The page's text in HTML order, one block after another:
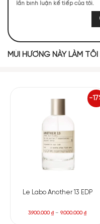
Hạt Xạ
aldehyde, hòa quyện
Khi mùi hương dần ổn
bắt đầu lan tỏa, một
vật nhẹ nhàng, giúp
uyển chuyển hơn. Lớp
lần bình luận kế tiếp của tôi.
MÙI HƯƠNG NÀY LÀM
-
Le Labo Another 13 EDP
3.900.000₫ –9.000.000₫